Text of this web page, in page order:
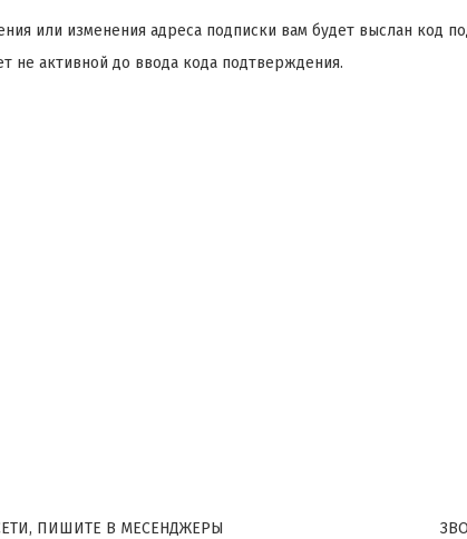
или изменения адреса подписки вам будет выслан код
не активной до ввода кода подтверждения.
ПИШИТЕ В МЕСЕНДЖЕРЫ